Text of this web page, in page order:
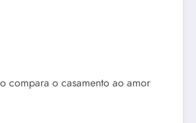
compara o casamento ao amor